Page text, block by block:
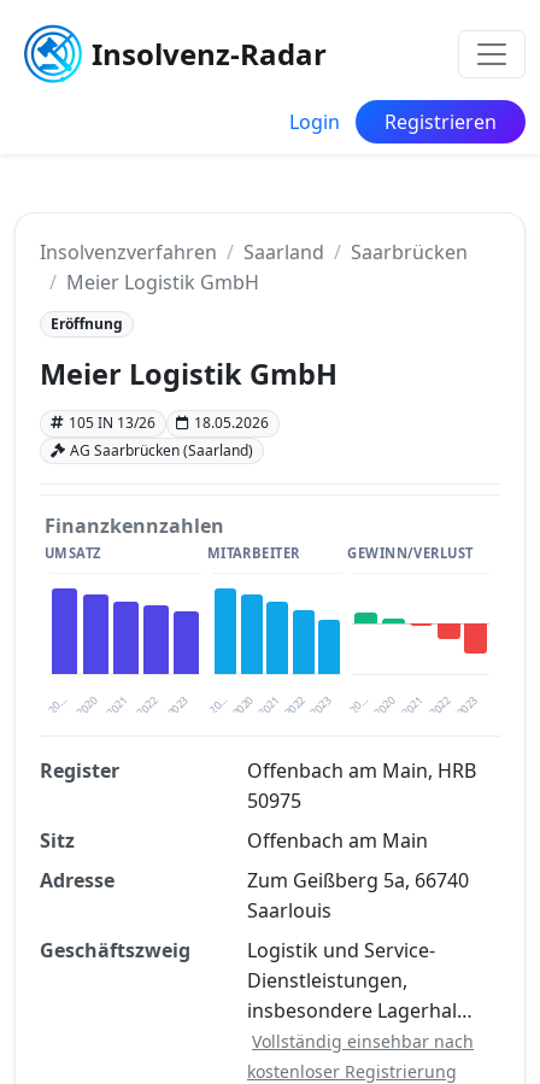
Insolvenz-Radar
Login Registrieren
Insolvenzverfahren Saarland
Saarbrücken
Meier Logistik GmbH
Eröffnung
Meier Logistik GmbH
105 IN 13/26
18.05.2026
AG Saarbrücken (Saarland)
Finanzkennzahlen
UMSATZ
20… 2021 2023
2020 2022
MITARBEITER
20… 2021 2023
2020 2022
GEWINN/VERLUST
20… 2021 2023
2020 2022
Finanzkennzahlen nach kostenloser
Registrierung verfügbar
Jetzt kostenlos registrieren
Register
Offenbach am Main, HRB
50975
Sitz
Offenbach am Main
Adresse
Zum Geißberg 5a, 66740
Saarlouis
Geschäftszweig
Logistik und Service-
Dienstleistungen,
insbesondere Lagerhal…
Vollständig einsehbar nach
kostenloser Registrierung